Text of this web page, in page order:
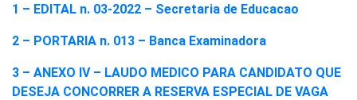
1 – EDITAL n. 03-2022 – Secretaria de Educacao
2 – PORTARIA n. 013 – Banca Examinadora
3 – ANEXO IV – LAUDO MEDICO PARA CANDIDATO QUE
DESEJA CONCORRER A RESERVA ESPECIAL DE VAGA